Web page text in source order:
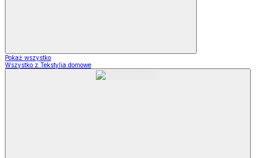
Pokaż wszystko
Wszystko z Tekstylia domowe